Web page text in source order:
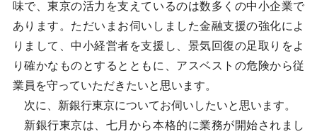
味で、東京の活力を支えているのは数多くの中小企業で
あります。ただいまお伺いしました金融支援の強化によ
りまして、中小経営者を支援し、景気回復の足取りをよ
り確かなものとするとともに、アスベストの危険から従
業員を守っていただきたいと思います。
次に、新銀行東京についてお伺いしたいと思います。
新銀行東京は、七月から本格的に業務が開始されまし